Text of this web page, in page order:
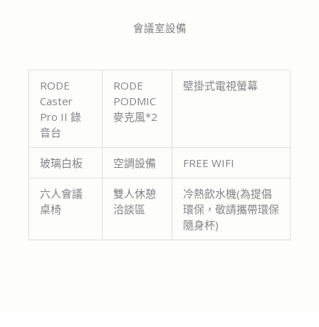
會議室設備
RODE
Caster
Pro II 錄
音台
RODE
PODMIC
麥克風*2
壁掛式電視螢幕
玻璃白板 空調設備 FREE WIFI
六人會議
桌椅
雙人休憩
洽談區
冷熱飲水機(為提倡
環保，敬請攜帶環保
隨身杯)